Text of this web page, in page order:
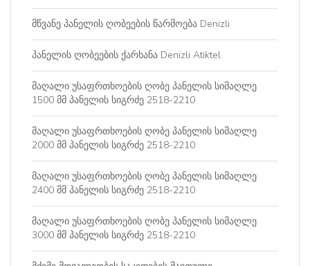
მწვანე პანელის ღობეების წარმოება Denizli
პანელის ღობეების ქარხანა Denizli Atiktel
მაღალი უსაფრთხოების ღობე პანელის სიმაღლე
1500 მმ პანელის სიგრძე 2518-2210
მაღალი უსაფრთხოების ღობე პანელის სიმაღლე
2000 მმ პანელის სიგრძე 2518-2210
მაღალი უსაფრთხოების ღობე პანელის სიმაღლე
2400 მმ პანელის სიგრძე 2518-2210
მაღალი უსაფრთხოების ღობე პანელის სიმაღლე
3000 მმ პანელის სიგრძე 2518-2210